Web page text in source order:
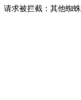
请求被拦截：其他蜘蛛